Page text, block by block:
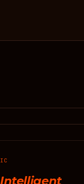
IC
Intelligent